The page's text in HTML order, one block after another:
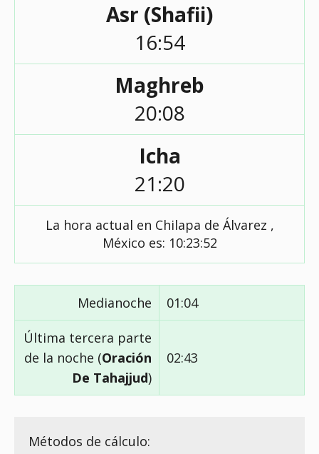
Asr (Shafii)
16:54
Maghreb
20:08
Icha
21:20
La hora actual en Chilapa de Álvarez ,
México es: 10:23:52
Medianoche 01:04
Última tercera parte
de la noche (Oración
De Tahajjud)
02:43
Métodos de cálculo: